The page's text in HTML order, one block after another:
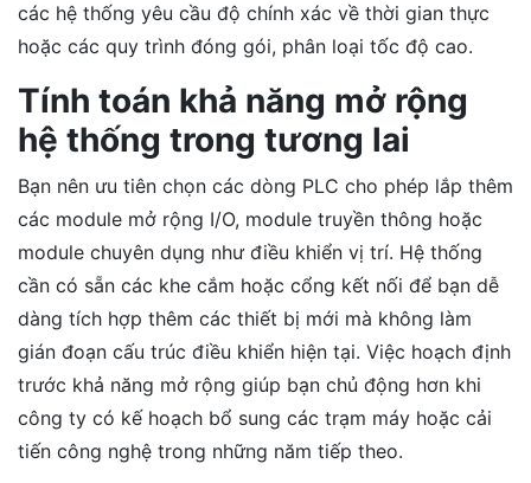
các hệ thống yêu cầu độ chính xác về thời gian thực
hoặc các quy trình đóng gói, phân loại tốc độ cao.
Tính toán khả năng mở rộng
hệ thống trong tương lai
Bạn nên ưu tiên chọn các dòng PLC cho phép lắp thêm
các module mở rộng I/O, module truyền thông hoặc
module chuyên dụng như điều khiển vị trí. Hệ thống
cần có sẵn các khe cắm hoặc cổng kết nối để bạn dễ
dàng tích hợp thêm các thiết bị mới mà không làm
gián đoạn cấu trúc điều khiển hiện tại. Việc hoạch định
trước khả năng mở rộng giúp bạn chủ động hơn khi
công ty có kế hoạch bổ sung các trạm máy hoặc cải
tiến công nghệ trong những năm tiếp theo.